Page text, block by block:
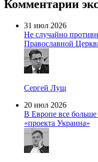
Комментарии
31 июл 2026
Не случайно
Православной
Сергей Лущ
20 июл 2026
В Европе все
«проекта Украина»